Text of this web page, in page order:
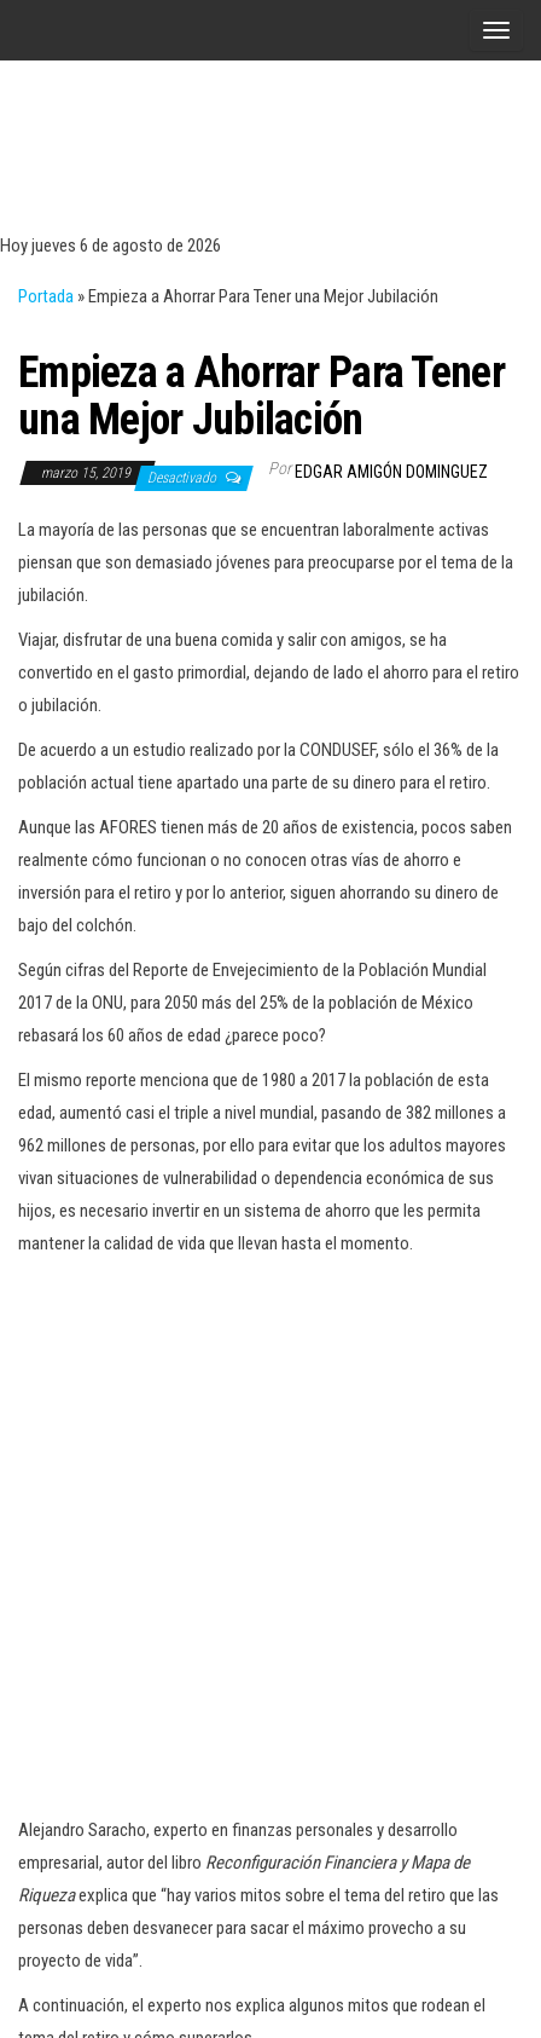
A
n
c
Hoy jueves 6 de agosto de 2026
Portada »Empieza a Ahorrar Para Tener una Mejor Jubilación
Empieza a Ahorrar Para Tener
una Mejor Jubilación
marzo 15, 2019 Desactivado Por EDGAR AMIGÓN DOMINGUEZ
La mayoría de las personas que se encuentran laboralmente activas
piensan que son demasiado jóvenes para preocuparse por el tema de la
jubilación.
Viajar, disfrutar de una buena comida y salir con amigos, se ha
convertido en el gasto primordial, dejando de lado el ahorro para el retiro
o jubilación.
De acuerdo a un estudio realizado por la CONDUSEF, sólo el 36% de la
población actual tiene apartado una parte de su dinero para el retiro.
Aunque las AFORES tienen más de 20 años de existencia, pocos saben
realmente cómo funcionan o no conocen otras vías de ahorro e
inversión para el retiro y por lo anterior, siguen ahorrando su dinero de
bajo del colchón.
Según cifras del Reporte de Envejecimiento de la Población Mundial
2017 de la ONU, para 2050 más del 25% de la población de México
rebasará los 60 años de edad ¿parece poco?
El mismo reporte menciona que de 1980 a 2017 la población de esta
edad, aumentó casi el triple a nivel mundial, pasando de 382 millones a
962 millones de personas, por ello para evitar que los adultos mayores
vivan situaciones de vulnerabilidad o dependencia económica de sus
hijos, es necesario invertir en un sistema de ahorro que les permita
mantener la calidad de vida que llevan hasta el momento.
Alejandro Saracho, experto en finanzas personales y desarrollo
empresarial, autor del libro Reconfiguración Financiera y Mapa de
Riquezaexplica que “hay varios mitos sobre el tema del retiro que las
personas deben desvanecer para sacar el máximo provecho a su
proyecto de vida”.
A continuación, el experto nos explica algunos mitos que rodean el